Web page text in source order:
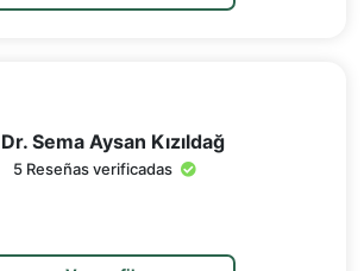
Dr. Sema Aysan Kızıldağ
5 Reseñas verificadas